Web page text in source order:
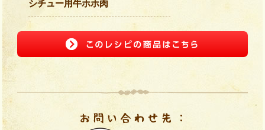
シチュー用牛ホホ肉